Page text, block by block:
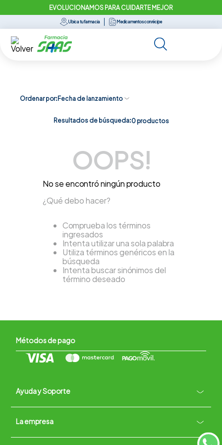
EVOLUCIONAMOS PARA CUIDARTE MEJOR
Ubica tu farmacia Medicamentos con récipe
Ordenar por Fecha de lanzamiento
Resultados de búsqueda:0 productos
OOPS!
No se encontró ningún producto
¿Qué debo hacer?
Comprueba los términos
ingresados
Intenta utilizar una sola palabra
Utiliza términos genéricos en la
búsqueda
Intenta buscar sinónimos del
término deseado
Métodos de pago
Ayuda y Soporte +
Contacto vía WhatsApp
Términos y condiciones
La empresa +